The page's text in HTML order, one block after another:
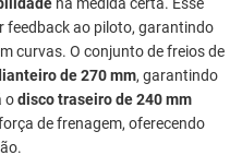
feedback ao piloto, garantindo
curvas. O conjunto de freios de
de 270 mm, garantindo
odisco traseiro de 240 mm
de frenagem, oferecendo